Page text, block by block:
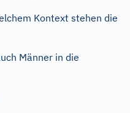
Kontext stehen die
Männer in die